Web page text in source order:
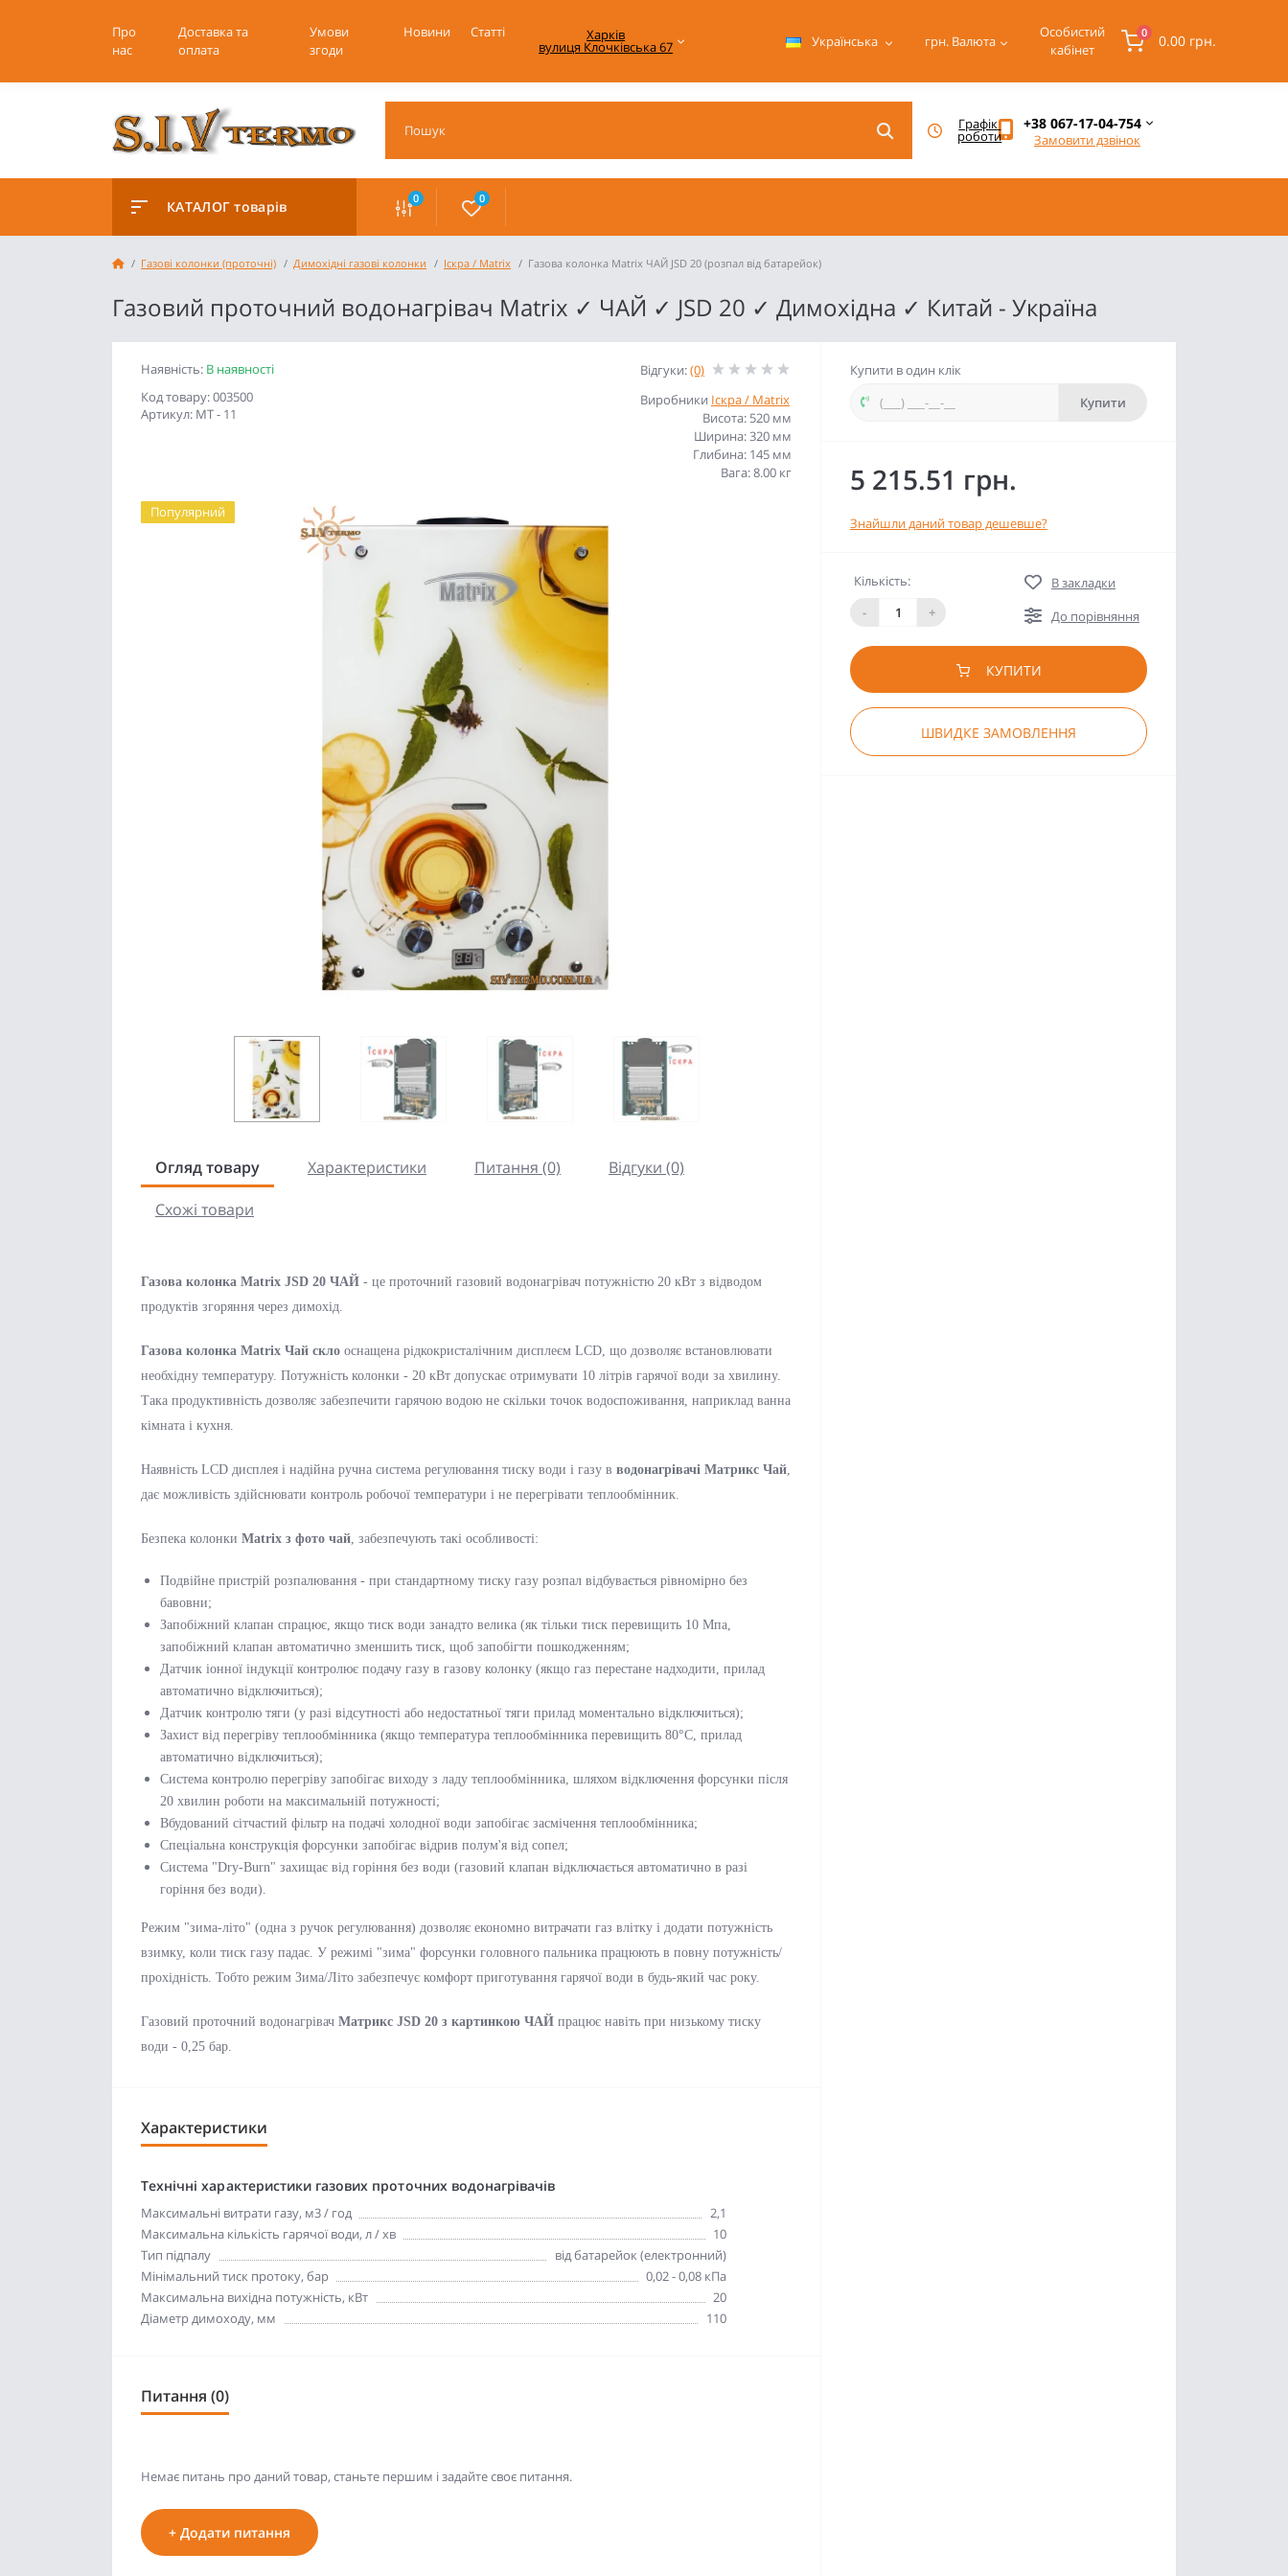
Про
нас
Доставка та
оплата
Умови
згоди
Новини Статті Харків
вулиця Клочківська 67 Українська грн. Валюта
Особистий
кабінет
0 0.00 грн.
Графік
роботи
+38 067-17-04-754
Замовити дзвінок
КАТАЛОГ товарів 0 0
Газові колонки (проточні) Димохідні газові колонки Іскра / Matrix Газова колонка Matrix ЧАЙ JSD 20 (розпал від батарейок)
Газовий проточний водонагрівач Matrix ✓ ЧАЙ ✓ JSD 20 ✓ Димохідна ✓ Китай - Україна
Наявність: В наявності
Код товару: 003500
Артикул: MT - 11
Відгуки:(0)
Виробники Іскра / Matrix
Висота: 520 мм
Ширина: 320 мм
Глибина: 145 мм
Вага: 8.00 кг
Популярний
Огляд товару Характеристики Питання (0)
Відгуки (0)
Схожі товари
Газова колонка Matrix JSD 20 ЧАЙ - це проточний газовий водонагрівач потужністю 20 кВт з відводом
продуктів згоряння через димохід.
Газова колонка Matrix Чай скло оснащена рідкокристалічним дисплеєм LCD, що дозволяє встановлювати
необхідну температуру. Потужність колонки - 20 кВт допускає отримувати 10 літрів гарячої води за хвилину.
Така продуктивність дозволяє забезпечити гарячою водою не скільки точок водоспоживання, наприклад ванна
кімната і кухня.
Наявність LCD дисплея і надійна ручна система регулювання тиску води і газу в водонагрівачі Матрикс Чай,
дає можливість здійснювати контроль робочої температури і не перегрівати теплообмінник.
Безпека колонки Matrix з фото чай, забезпечують такі особливості:
Подвійне пристрій розпалювання - при стандартному тиску газу розпал відбувається рівномірно без
бавовни;
Запобіжний клапан спрацює, якщо тиск води занадто велика (як тільки тиск перевищить 10 Мпа,
запобіжний клапан автоматично зменшить тиск, щоб запобігти пошкодженням;
Датчик іонної індукції контролює подачу газу в газову колонку (якщо газ перестане надходити, прилад
автоматично відключиться);
Датчик контролю тяги (у разі відсутності або недостатньої тяги прилад моментально відключиться);
Захист від перегріву теплообмінника (якщо температура теплообмінника перевищить 80°С, прилад
автоматично відключиться);
Система контролю перегріву запобігає виходу з ладу теплообмінника, шляхом відключення форсунки після
20 хвилин роботи на максимальній потужності;
Вбудований сітчастий фільтр на подачі холодної води запобігає засмічення теплообмінника;
Спеціальна конструкція форсунки запобігає відрив полум'я від сопел;
Система "Dry-Burn" захищає від горіння без води (газовий клапан відключається автоматично в разі
горіння без води).
Режим "зима-літо" (одна з ручок регулювання) дозволяє економно витрачати газ влітку і додати потужність
взимку, коли тиск газу падає. У режимі "зима" форсунки головного пальника працюють в повну потужність/
прохідність. Тобто режим Зима/Літо забезпечує комфорт приготування гарячої води в будь-який час року.
Газовий проточний водонагрівач Матрикс JSD 20 з картинкою ЧАЙ працює навіть при низькому тиску
води - 0,25 бар.
Характеристики
Технічні характеристики газових проточних водонагрівачів
Максимальні витрати газу, м3 / год
2,1
Максимальна кількість гарячої води, л / хв
10
Тип підпалу
від батарейок (електронний)
Мінімальний тиск протоку, бар
0,02 - 0,08 кПа
Максимальна вихідна потужність, кВт
20
Діаметр димоходу, мм
110
Питання (0)
Немає питань про даний товар, станьте першим і задайте своє питання.
+ Додати питання
Купити в один клік
Купити
5 215.51 грн.
Знайшли даний товар дешевше?
Кількість:
-
+
В закладки
До порівняння
КУПИТИ
ШВИДКЕ ЗАМОВЛЕННЯ